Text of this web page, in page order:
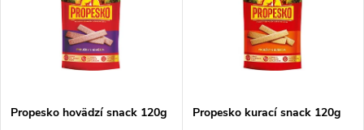
s
Propesko hovädzí snack 120g Propesko kurací snack 120g